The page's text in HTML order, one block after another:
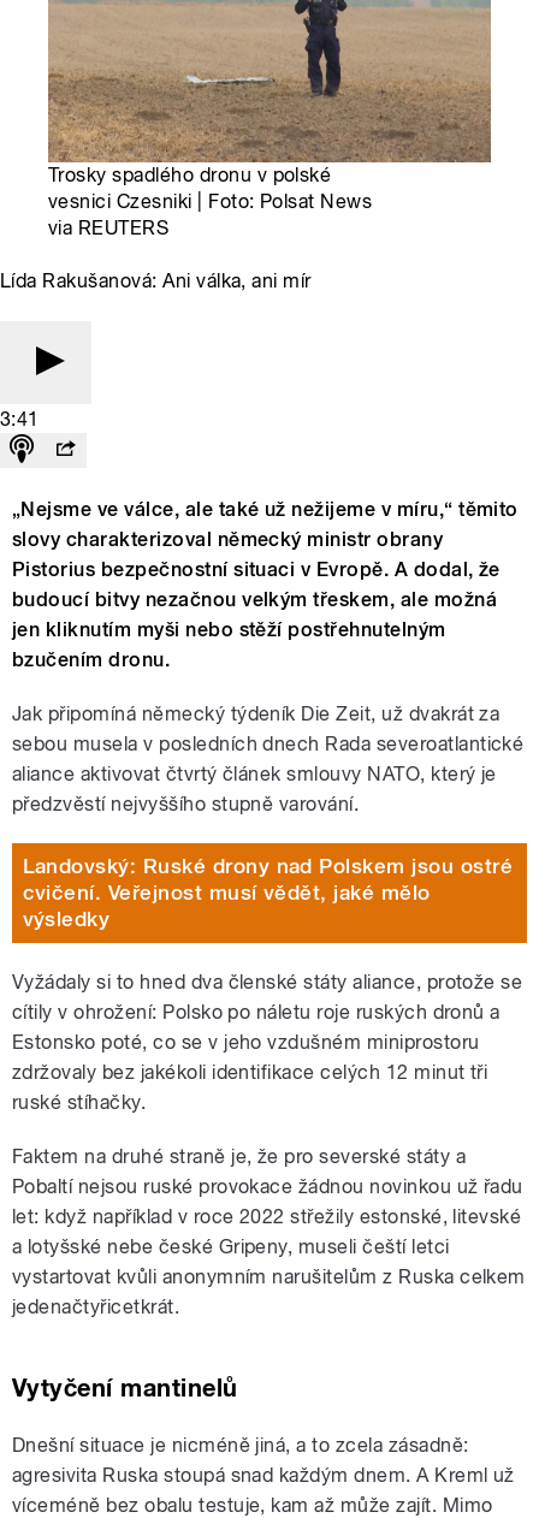
Trosky spadlého dronu v polské
vesnici Czesniki | Foto: Polsat News
via REUTERS
Lída Rakušanová: Ani válka, ani mír
3:41
„Nejsme ve válce, ale také už nežijeme v míru,“ těmito
slovy charakterizoval německý ministr obrany
Pistorius bezpečnostní situaci v Evropě. A dodal, že
budoucí bitvy nezačnou velkým třeskem, ale možná
jen kliknutím myši nebo stěží postřehnutelným
bzučením dronu.
Jak připomíná německý týdeník Die Zeit, už dvakrát za
sebou musela v posledních dnech Rada severoatlantické
aliance aktivovat čtvrtý článek smlouvy NATO, který je
předzvěstí nejvyššího stupně varování.
Landovský: Ruské drony nad Polskem jsou ostré
cvičení. Veřejnost musí vědět, jaké mělo
výsledky
Vyžádaly si to hned dva členské státy aliance, protože se
cítily v ohrožení: Polsko po náletu roje ruských dronů a
Estonsko poté, co se v jeho vzdušném miniprostoru
zdržovaly bez jakékoli identifikace celých 12 minut tři
ruské stíhačky.
Faktem na druhé straně je, že pro severské státy a
Pobaltí nejsou ruské provokace žádnou novinkou už řadu
let: když například v roce 2022 střežily estonské, litevské
a lotyšské nebe české Gripeny, museli čeští letci
vystartovat kvůli anonymním narušitelům z Ruska celkem
jedenačtyřicetkrát.
Vytyčení mantinelů
Dnešní situace je nicméně jiná, a to zcela zásadně:
agresivita Ruska stoupá snad každým dnem. A Kreml už
víceméně bez obalu testuje, kam až může zajít. Mimo